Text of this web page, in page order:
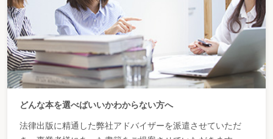
どんな本を選べばいいかわからない方へ
法律出版に精通した弊社アドバイザーを派遣させていただ